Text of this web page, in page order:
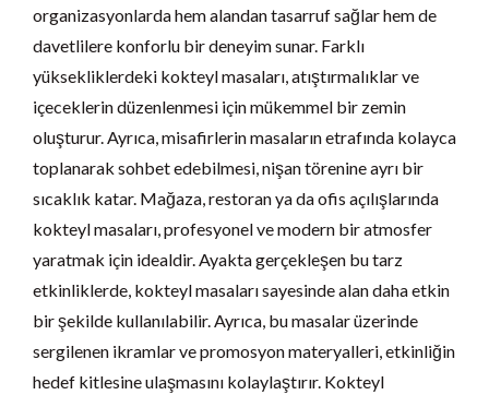
organizasyonlarda hem alandan tasarruf sağlar hem de
davetlilere konforlu bir deneyim sunar. Farklı
yüksekliklerdeki kokteyl masaları, atıştırmalıklar ve
içeceklerin düzenlenmesi için mükemmel bir zemin
oluşturur. Ayrıca, misafirlerin masaların etrafında kolayca
toplanarak sohbet edebilmesi, nişan törenine ayrı bir
sıcaklık katar. Mağaza, restoran ya da ofis açılışlarında
kokteyl masaları, profesyonel ve modern bir atmosfer
yaratmak için idealdir. Ayakta gerçekleşen bu tarz
etkinliklerde, kokteyl masaları sayesinde alan daha etkin
bir şekilde kullanılabilir. Ayrıca, bu masalar üzerinde
sergilenen ikramlar ve promosyon materyalleri, etkinliğin
hedef kitlesine ulaşmasını kolaylaştırır. Kokteyl